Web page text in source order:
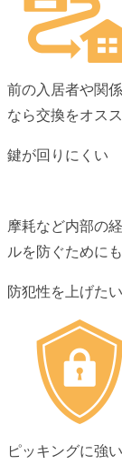
前の入居者や関
なら交換をオス
鍵が回りにくい
摩耗など内部の
ルを防ぐために
防犯性を上げたい
ピッキングに強